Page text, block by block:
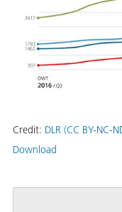
Credit: DLR (CC BY-NC-
Download